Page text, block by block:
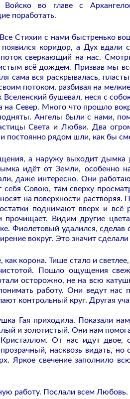
во главе с
поработать.
Стихии с нами быстренько
коридор, а Дух вдали
сверкающий на нас.
всё дождем. Призвав мы
сама вся раскрывалась,
потоком, разбивая на
Вселенский бушевал, неся с
Север. Много что прошло
Ангелы были с нами,
Света и Любви. Два
постоянно рядом шли, как бы
а наружу выходит дымка
идёт от Земли, особенно
даже интересно. Они
Совою, там сверху
на поверхности
поднимают вверх и
прочищает. Видим другие
Фиолетовый удалился,
вокруг. Это значит сделали
корона. Тише стало и
Пошло ощущения
осторожно, не на всю
работу. Они ведут
контрольный круг. Другая
Гая приходила. Показали
и золотистый. Они нам
От нас идут
насквозь видать,
Яркое свечение заполнило
работу. Послали всем Любовь.